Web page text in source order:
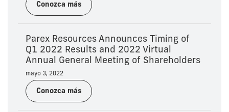
Conozca más
Parex Resources Announces Timing of
Q1 2022 Results and 2022 Virtual
Annual General Meeting of Shareholders
mayo 3, 2022
Conozca más